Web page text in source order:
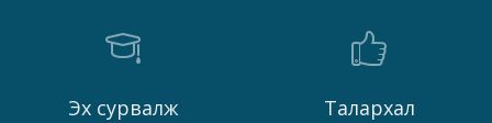
Эх сурвалж Талархал